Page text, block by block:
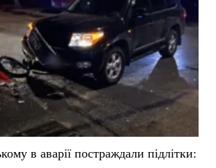
в аварії постраждали підлітки: